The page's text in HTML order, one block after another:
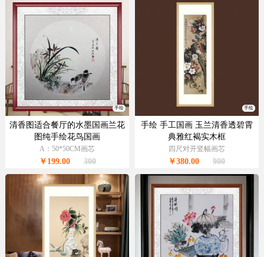
手绘
清香图适合餐厅的水墨国画兰花
图纯手绘花鸟国画
A：50*50CM画芯
￥199.00 300
手绘
手绘 手工国画 玉兰清香透碧霄
典雅红褐实木框
四尺对开竖幅画芯
￥380.00 900